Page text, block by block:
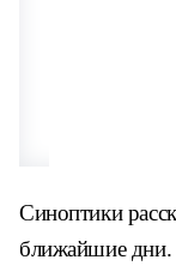
Синоптики
ближайшие дни.